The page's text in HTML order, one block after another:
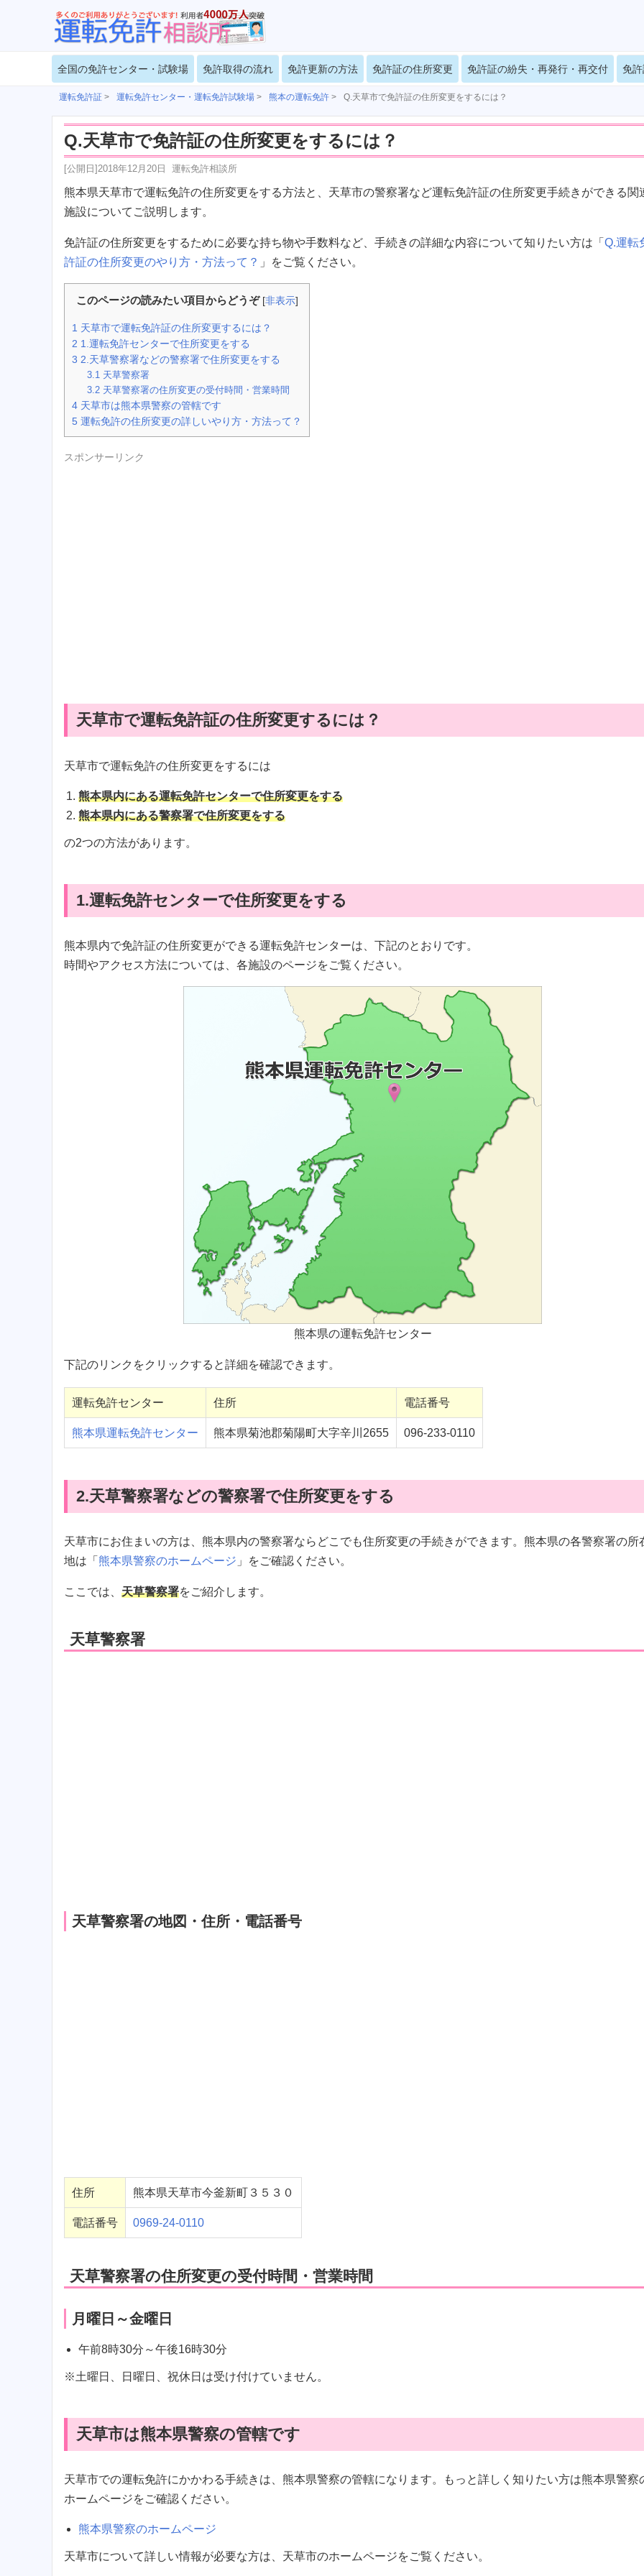
全国の免許センター・試験場 免許取得の流れ 免許更新の方法 免許証の住所変更 免許証の紛失・再発行・再交付 免
運転免許証 > 運転免許センター・運転免許試験場 > 熊本の運転免許 > Q.天草市で免許証の住所変更をするには？
Q.天草市で免許証の住所変更をするには？
[公開日]2018年12月20日 運転免許相談所
熊本県天草市で運転免許の住所変更をする方法と、天草市の警察署など運転免許証の住所変更手続きができる関
施設についてご説明します。
免許証の住所変更をするために必要な持ち物や手数料など、手続きの詳細な内容について知りたい方は「 Q.運転
許証の住所変更のやり方・方法って？ 」をご覧ください。
このページの読みたい項目からどうぞ [非表示]
1 天草市で運転免許証の住所変更するには？
2 1.運転免許センターで住所変更をする
3 2.天草警察署などの警察署で住所変更をする
3.1 天草警察署
3.2 天草警察署の住所変更の受付時間・営業時間
4 天草市は熊本県警察の管轄です
5 運転免許の住所変更の詳しいやり方・方法って？
スポンサーリンク
天草市で運転免許証の住所変更するには？
天草市で運転免許の住所変更をするには
熊本県内にある運転免許センターで住所変更をする
熊本県内にある警察署で住所変更をする
の2つの方法があります。
1.運転免許センターで住所変更をする
熊本県内で免許証の住所変更ができる運転免許センターは、下記のとおりです。
時間やアクセス方法については、各施設のページをご覧ください。
熊本県の運転免許センター
下記のリンクをクリックすると詳細を確認できます。
運転免許センター 住所 電話番号
熊本県運転免許センター 熊本県菊池郡菊陽町大字辛川2655 096-233-0110
2.天草警察署などの警察署で住所変更をする
天草市にお住まいの方は、熊本県内の警察署ならどこでも住所変更の手続きができます。熊本県の各警察署の所
地は「 熊本県警察のホームページ 」をご確認ください。
ここでは、 天草警察署をご紹介します。
天草警察署
天草警察署の地図・住所・電話番号
住所 熊本県天草市今釜新町３５３０
電話番号 0969-24-0110
天草警察署の住所変更の受付時間・営業時間
月曜日～金曜日
午前8時30分～午後16時30分
※土曜日、日曜日、祝休日は受け付けていません。
天草市は熊本県警察の管轄です
天草市での運転免許にかかわる手続きは、熊本県警察の管轄になります。もっと詳しく知りたい方は熊本県警察
ホームページをご確認ください。
熊本県警察のホームページ
天草市について詳しい情報が必要な方は、天草市のホームページをご覧ください。